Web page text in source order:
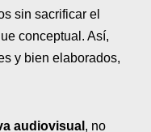
sin sacrificar el
conceptual. Así,
y bien elaborados,
audiovisual , no